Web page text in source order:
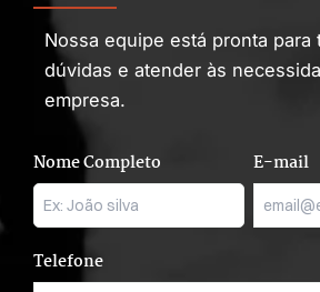
Nossa equipe está pronta para
dúvidas e atender às
empresa.
Nome Completo E-mail
Telefone